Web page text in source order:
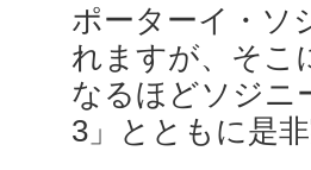
ポーターイ・ソ
れますが、そこ
なるほどソジニ
3」とともに是